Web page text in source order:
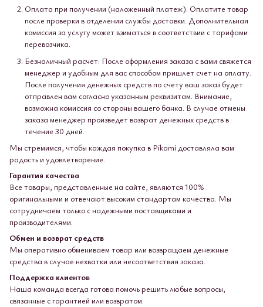
Оплата при получении (наложенный платеж): Оплатите товар
после проверки в отделении службы доставки. Дополнительная
комиссия за услугу может взиматься в соответствии с тарифами
перевозчика.
Безналичный расчет: После оформления заказа с вами свяжется
менеджер и удобным для вас способом пришлет счет на оплату.
После получения денежных средств по счету ваш заказ будет
отправлен вам согласно указанным реквизитам. Внимание,
возможна комиссия со стороны вашего банка. В случае отмены
заказа менеджер произведет возврат денежных средств в
течение 30 дней.
Мы стремимся, чтобы каждая покупка в Pikami доставляла вам
радость и удовлетворение.
Гарантия качества
Все товары, представленные на сайте, являются 100%
оригинальными и отвечают высоким стандартам качества. Мы
сотрудничаем только с надежными поставщиками и
производителями.
Обмен и возврат средств
Мы оперативно обмениваем товар или возвращаем денежные
средства в случае нехватки или несоответствия заказа.
Поддержка клиентов
Наша команда всегда готова помочь решить любые вопросы,
связанные с гарантией или возвратом.